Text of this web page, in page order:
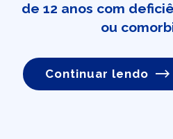
de 12 anos com
ou
Continuar lendo